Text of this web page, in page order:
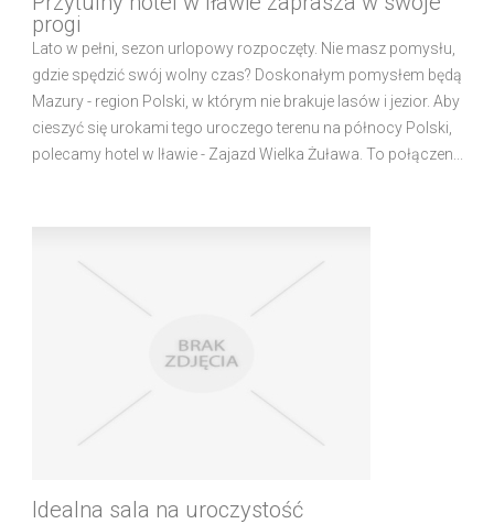
progi
Lato w pełni, sezon urlopowy rozpoczęty. Nie masz pomysłu,
gdzie spędzić swój wolny czas? Doskonałym pomysłem będą
Mazury - region Polski, w którym nie brakuje lasów i jezior. Aby
cieszyć się urokami tego uroczego terenu na północy Polski,
polecamy hotel w Iławie - Zajazd Wielka Żuława. To połączen...
Idealna sala na uroczystość